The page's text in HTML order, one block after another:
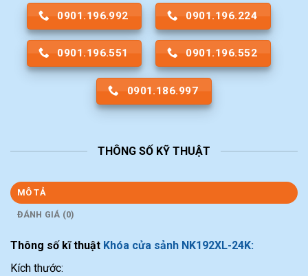
0901.196.992 0901.196.224
0901.196.551 0901.196.552
0901.186.997
THÔNG SỐ KỸ THUẬT
MÔ TẢ
ĐÁNH GIÁ (0)
Thông số kĩ thuật Khóa cửa sảnh NK192XL-24K:
Kích thước: